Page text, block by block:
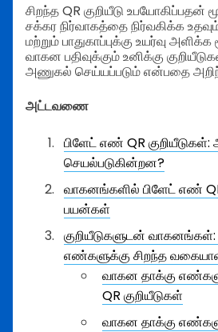
சிறந்த QR குறியீடு
சக்கர நிர்வாகத்தை நிர்வகிக்க உதவும்
மற்றும் பாதுகாப்புக்கு உயர்வு
வாகன பதிவுக்கும் உனிக்கு
அணுகல் செய்யப்படும் என்பதை
அட்டவணை
பிளேட் எண் QR குறியீடுகள்:
செயல்படுகின்றன?
வாகனங்களில் பிளேட் எண்
பயன்கள்
குறியீடுகளுடன்
எண்களுக்கு சிறந்த வகையான
வாகன தாக்கு
QR குறியீடுகள்
வாகன தாக்கு